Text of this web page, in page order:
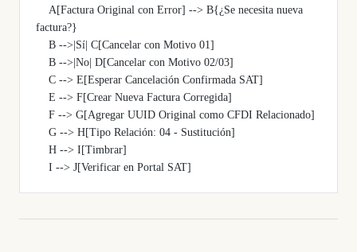
factura?}
    B -->|Sí| C[Cancelar con Motivo 01]
    B -->|No| D[Cancelar con Motivo 02/03]
    C --> E[Esperar Cancelación Confirmada SAT]
    E --> F[Crear Nueva Factura Corregida]
    F --> G[Agregar UUID Original como CFDI Relacionado]
    G --> H[Tipo Relación: 04 - Sustitución]
    H --> I[Timbrar]
    I --> J[Verificar en Portal SAT]